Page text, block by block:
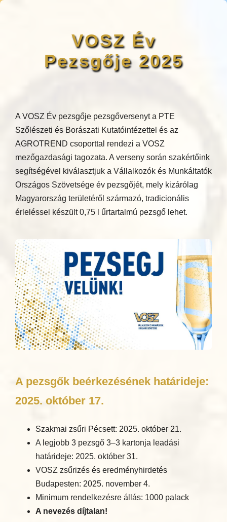
VOSZ Év
Pezsgője 2025
A VOSZ Év pezsgője pezsgőversenyt a PTE
Szőlészeti és Borászati Kutatóintézettel és az
AGROTREND csoporttal rendezi a VOSZ
mezőgazdasági tagozata. A verseny során szakértőink
segítségével kiválasztjuk a Vállalkozók és Munkáltatók
Országos Szövetsége év pezsgőjét, mely kizárólag
Magyarország területéről származó, tradicionális
érleléssel készült 0,75 l űrtartalmú pezsgő lehet.
A pezsgők beérkezésének határideje:
2025. október 17.
Szakmai zsűri Pécsett: 2025. október 21.
A legjobb 3 pezsgő 3–3 kartonja leadási
határideje: 2025. október 31.
VOSZ zsűrizés és eredményhirdetés
Budapesten: 2025. november 4.
Minimum rendelkezésre állás: 1000 palack
A nevezés díjtalan!